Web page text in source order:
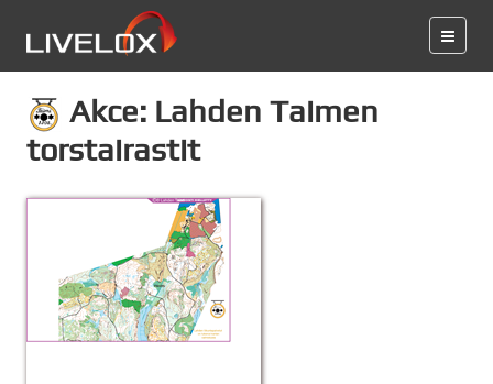
Akce: Lahden Taimen
torstairastit